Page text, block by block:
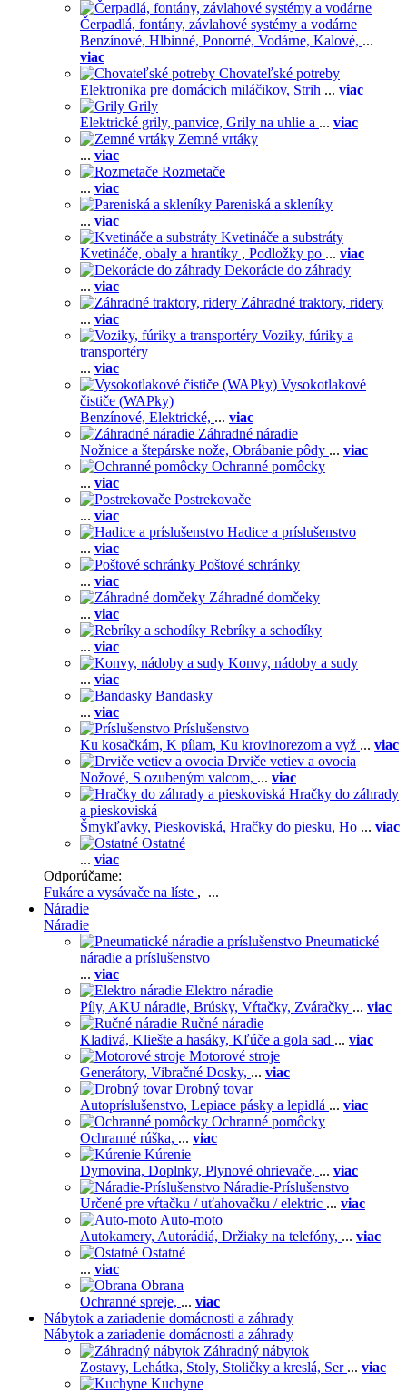
Čerpadlá, fontány, závlahové systémy a vodárne
Benzínové, Hlbinné, Ponorné, Vodárne, Kalové, ...
viac
Chovateľské potreby
Elektronika pre domácich miláčikov, Strih ... viac
Grily
Elektrické grily, panvice, Grily na uhlie a ... viac
Zemné vrtáky
... viac
Rozmetače
... viac
Pareniská a skleníky
... viac
Kvetináče a substráty
Kvetináče, obaly a hrantíky , Podložky po ... viac
Dekorácie do záhrady
... viac
Záhradné traktory, ridery
... viac
Voziky, fúriky a
transportéry
... viac
Vysokotlakové
čističe (WAPky)
Benzínové, Elektrické, ... viac
Záhradné náradie
Nožnice a štepárske nože, Obrábanie pôdy ... viac
Ochranné pomôcky
... viac
Postrekovače
... viac
Hadice a príslušenstvo
... viac
Poštové schránky
... viac
Záhradné domčeky
... viac
Rebríky a schodíky
... viac
Konvy, nádoby a sudy
... viac
Bandasky
... viac
Príslušenstvo
Ku kosačkám, K pílam, Ku krovinorezom a vyž ... viac
Drviče vetiev a ovocia
Nožové, S ozubeným valcom, ... viac
Hračky do záhrady
a pieskoviská
Šmykľavky, Pieskoviská, Hračky do piesku, Ho ... viac
Ostatné
... viac
Odporúčame:
Fukáre a vysávače na líste , ...
Náradie
Náradie
Pneumatické
náradie a príslušenstvo
... viac
Elektro náradie
Píly, AKU náradie, Brúsky, Vŕtačky, Zváračky ... viac
Ručné náradie
Kladivá, Kliešte a hasáky, Kľúče a gola sad ... viac
Motorové stroje
Generátory, Vibračné Dosky, ... viac
Drobný tovar
Autopríslušenstvo, Lepiace pásky a lepidlá ... viac
Ochranné pomôcky
Ochranné rúška, ... viac
Kúrenie
Dymovina, Doplnky, Plynové ohrievače, ... viac
Náradie-Príslušenstvo
Určené pre vŕtačku / uťahovačku / elektric ... viac
Auto-moto
Autokamery, Autorádiá, Držiaky na telefóny, ... viac
Ostatné
... viac
Obrana
Ochranné spreje, ... viac
Nábytok a zariadenie domácnosti a záhrady
Nábytok a zariadenie domácnosti a záhrady
Záhradný nábytok
Zostavy, Lehátka, Stoly, Stoličky a kreslá, Ser ... viac
Kuchyne